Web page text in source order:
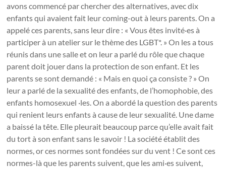
avons commencé par chercher des alternatives, avec dix
enfants qui avaient fait leur coming-out à leurs parents. On a
appelé ces parents, sans leur dire : « Vous êtes invité·es à
participer à un atelier sur le thème des LGBT*. » On les a tous
réunis dans une salle et on leur a parlé du rôle que chaque
parent doit jouer dans la protection de son enfant. Et les
parents se sont demandé : « Mais en quoi ça consiste ? » On
leur a parlé de la sexualité des enfants, de l’homophobie, des
enfants homosexuel ·les. On a abordé la question des parents
qui renient leurs enfants à cause de leur sexualité. Une dame
a baissé la tête. Elle pleurait beaucoup parce qu’elle avait fait
du tort à son enfant sans le savoir ! La société établit des
normes, or ces normes sont fondées sur du vent ! Ce sont ces
normes-là que les parents suivent, que les ami·es suivent,